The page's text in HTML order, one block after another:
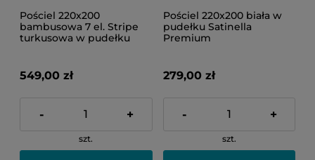
Pościel 220x200
bambusowa 7 el. Stripe
turkusowa w pudełku
549,00 zł
- +
szt.
Pościel 220x200 biała w
pudełku Satinella
Premium
279,00 zł
- +
szt.